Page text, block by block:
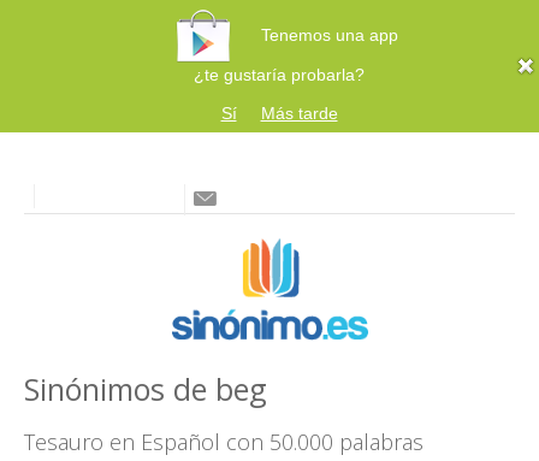
Tenemos una app
¿te gustaría probarla?
Sí
Más tarde
Sinónimos de beg
Tesauro en Español con 50.000 palabras